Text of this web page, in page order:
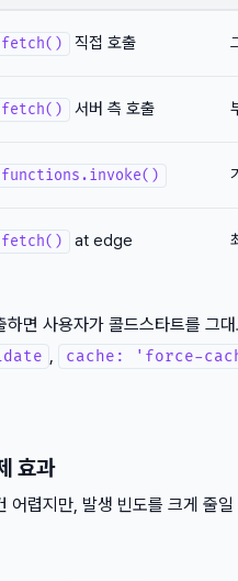
fetch() 직접 호출
fetch() 서버 측 호출
functions.invoke()
fetch() at edge
하면 사용자가 콜드스타트를 그
, cache: 'force-
효과
어렵지만, 발생 빈도를 크게 줄